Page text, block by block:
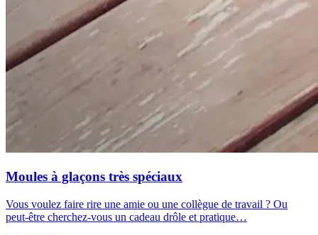
Moules à glaçons très spéciaux
Vous voulez faire rire une amie ou une collègue de travail ? Ou
peut-être cherchez-vous un cadeau drôle et pratique…